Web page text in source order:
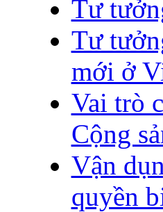
Tư
Tư
mới ở
Vai trò
Cộng
Vận
quyền